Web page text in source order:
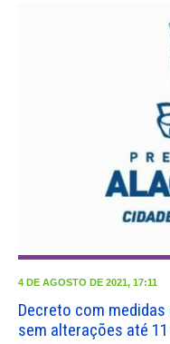
4 DE AGOSTO DE 2021, 17:11
Decreto com
sem alterações até